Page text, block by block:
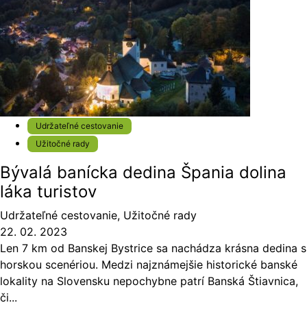
Udržateľné cestovanie
Užitočné rady
Bývalá banícka dedina Špania dolina
láka turistov
Udržateľné cestovanie, Užitočné rady
22. 02. 2023
Len 7 km od Banskej Bystrice sa nachádza krásna dedina s
horskou scenériou. Medzi najznámejšie historické banské
lokality na Slovensku nepochybne patrí Banská Štiavnica,
či...